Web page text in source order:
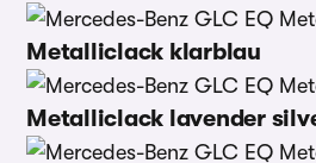
Metalliclack klarblau
Metalliclack lavender